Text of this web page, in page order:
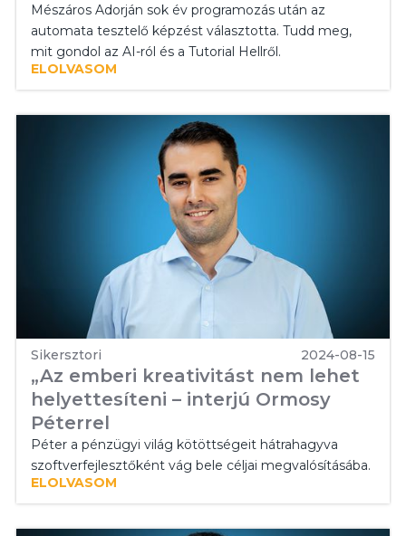
Mészáros Adorján sok év programozás után az
automata tesztelő képzést választotta. Tudd meg,
mit gondol az AI-ról és a Tutorial Hellről.
ELOLVASOM
Sikersztori 2024-08-15
„Az emberi kreativitást nem lehet
helyettesíteni – interjú Ormosy
Péterrel
Péter a pénzügyi világ kötöttségeit hátrahagyva
szoftverfejlesztőként vág bele céljai megvalósításába.
ELOLVASOM